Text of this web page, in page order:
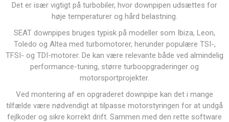
Det er især vigtigt på turbobiler, hvor downpipen udsættes for
høje temperaturer og hård belastning.
SEAT downpipes bruges typisk på modeller som Ibiza, Leon,
Toledo og Altea med turbomotorer, herunder populære TSI-,
TFSI- og TDI-motorer. De kan være relevante både ved almindelig
performance-tuning, større turboopgraderinger og
motorsportprojekter.
Ved montering af en opgraderet downpipe kan det i mange
tilfælde være nødvendigt at tilpasse motorstyringen for at undgå
fejlkoder og sikre korrekt drift. Sammen med den rette software